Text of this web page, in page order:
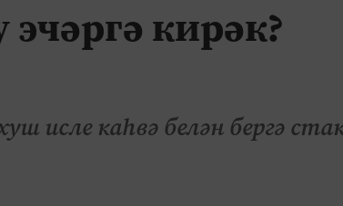
кирәк?
исле каһвә белән бергә